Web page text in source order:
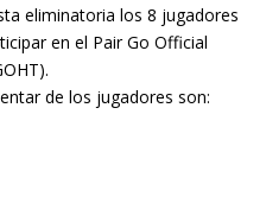
eliminatoria los 8 jugadores
en el Pair Go Official
de los jugadores son: